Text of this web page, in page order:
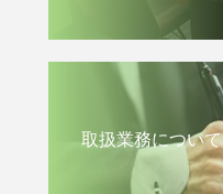
取扱業務について